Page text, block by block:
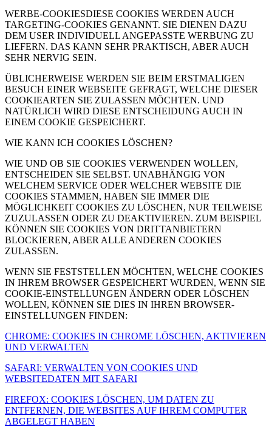
WERBE-COOKIESDIESE COOKIES WERDEN AUCH
TARGETING-COOKIES GENANNT. SIE DIENEN DAZU
DEM USER INDIVIDUELL ANGEPASSTE WERBUNG ZU
LIEFERN. DAS KANN SEHR PRAKTISCH, ABER AUCH
SEHR NERVIG SEIN.
ÜBLICHERWEISE WERDEN SIE BEIM ERSTMALIGEN
BESUCH EINER WEBSEITE GEFRAGT, WELCHE DIESER
COOKIEARTEN SIE ZULASSEN MÖCHTEN. UND
NATÜRLICH WIRD DIESE ENTSCHEIDUNG AUCH IN
EINEM COOKIE GESPEICHERT.
WIE KANN ICH COOKIES LÖSCHEN?
WIE UND OB SIE COOKIES VERWENDEN WOLLEN,
ENTSCHEIDEN SIE SELBST. UNABHÄNGIG VON
WELCHEM SERVICE ODER WELCHER WEBSITE DIE
COOKIES STAMMEN, HABEN SIE IMMER DIE
MÖGLICHKEIT COOKIES ZU LÖSCHEN, NUR TEILWEISE
ZUZULASSEN ODER ZU DEAKTIVIEREN. ZUM BEISPIEL
KÖNNEN SIE COOKIES VON DRITTANBIETERN
BLOCKIEREN, ABER ALLE ANDEREN COOKIES
ZULASSEN.
WENN SIE FESTSTELLEN MÖCHTEN, WELCHE COOKIES
IN IHREM BROWSER GESPEICHERT WURDEN, WENN SIE
COOKIE-EINSTELLUNGEN ÄNDERN ODER LÖSCHEN
WOLLEN, KÖNNEN SIE DIES IN IHREN BROWSER-
EINSTELLUNGEN FINDEN:
CHROME: COOKIES IN CHROME LÖSCHEN, AKTIVIEREN
UND VERWALTEN
SAFARI: VERWALTEN VON COOKIES UND
WEBSITEDATEN MIT SAFARI
FIREFOX: COOKIES LÖSCHEN, UM DATEN ZU
ENTFERNEN, DIE WEBSITES AUF IHREM COMPUTER
ABGELEGT HABEN